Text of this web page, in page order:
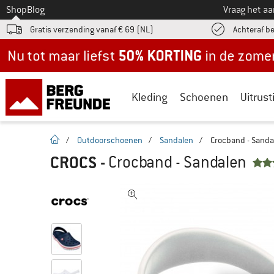
Naar
ShopBlog Vraag het
Gratis verzending vanaf € 69 (NL) Achteraf
Kleding Schoenen
Startpagina
/ Outdoorschoenen / Sandalen / Crocband -
CROCS - Crocband - Sandalen